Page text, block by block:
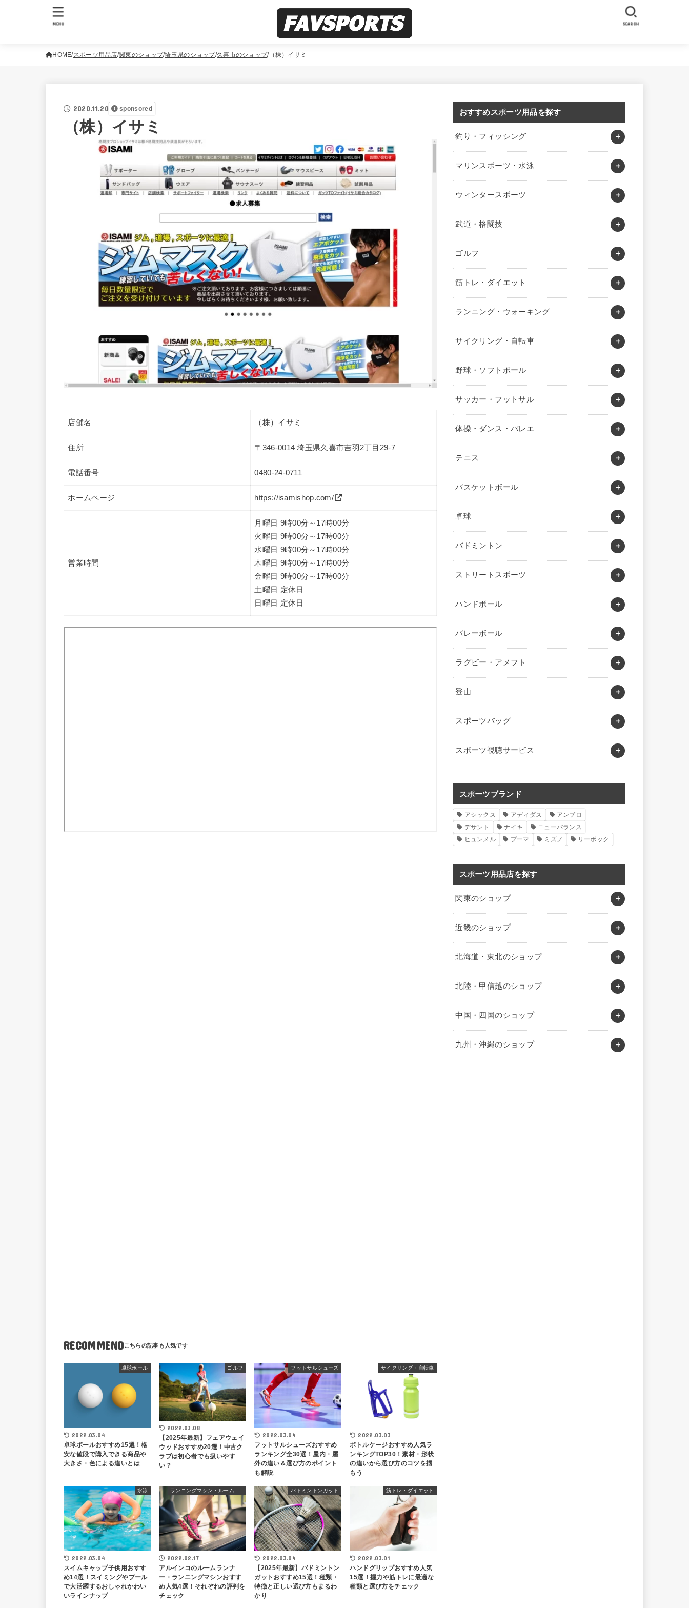
SEARCH
MENU
HOME スポーツ用品店 関東のショップ 埼玉県のショップ 久喜市のショップ （株）イサミ
2020.11.20 sponsored
（株）イサミ
店舗名 （株）イサミ
住所 〒346-0014 埼玉県久喜市吉羽2丁目29-7
電話番号 0480-24-0711
ホームページ https://isamishop.com/
営業時間
月曜日 9時00分～17時00分
火曜日 9時00分～17時00分
水曜日 9時00分～17時00分
木曜日 9時00分～17時00分
金曜日 9時00分～17時00分
土曜日 定休日
日曜日 定休日
RECOMMEND
卓球ボール
2022.03.04
卓球ボールおすすめ15選！格
安な値段で購入できる商品や
大きさ・色による違いとは
ゴルフ
2022.03.08
【2025年最新】フェアウェイ
ウッドおすすめ20選！中古ク
ラブは初心者でも扱いやす
い？
フットサルシューズ
2022.03.04
フットサルシューズおすすめ
ランキング全30選！屋内・屋
外の違い＆選び方のポイント
も解説
サイクリング・自転車
2022.03.03
ボトルケージおすすめ人気ラ
ンキングTOP30！素材・形状
の違いから選び方のコツを掴
もう
水泳
2022.03.04
スイムキャップ子供用おすす
め14選！スイミングやプール
で大活躍するおしゃれかわい
いラインナップ
ランニングマシン・ルームランナー
2022.02.17
アルインコのルームランナ
ー・ランニングマシンおすす
め人気4選！それぞれの評判を
チェック
バドミントンガット
2022.03.04
【2025年最新】バドミントン
ガットおすすめ15選！種類・
特徴と正しい選び方もまるわ
かり
筋トレ・ダイエット
2022.03.01
ハンドグリップおすすめ人気
15選！握力や筋トレに最適な
種類と選び方をチェック
おすすめスポーツ用品を探す
釣り・フィッシング
マリンスポーツ・水泳
ウィンタースポーツ
武道・格闘技
ゴルフ
筋トレ・ダイエット
ランニング・ウォーキング
サイクリング・自転車
野球・ソフトボール
サッカー・フットサル
体操・ダンス・バレエ
テニス
バスケットボール
卓球
バドミントン
ストリートスポーツ
ハンドボール
バレーボール
ラグビー・アメフト
登山
スポーツバッグ
スポーツ視聴サービス
スポーツブランド
アシックス アディダス
アンブロ
デサント
ナイキ
ニューバランス
ヒュンメル
プーマ ミズノ リーボック
スポーツ用品店を探す
関東のショップ
近畿のショップ
北海道・東北のショップ
北陸・甲信越のショップ
中国・四国のショップ
九州・沖縄のショップ